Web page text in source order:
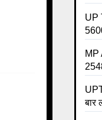
UP
की
बार